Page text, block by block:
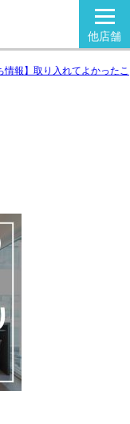
他店舗
情報】取り入れてよかったこ